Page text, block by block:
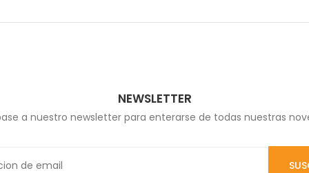
NEWSLETTER
a nuestro newsletter para enterarse de todas nuestras